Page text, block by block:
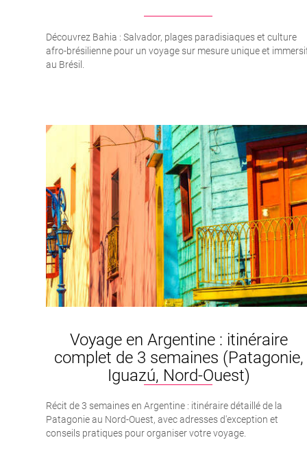
Découvrez Bahia : Salvador, plages paradisiaques et culture
afro-brésilienne pour un voyage sur mesure unique et
au Brésil.
Voyage en Argentine : itinéraire
complet de 3 semaines (Patagonie,
Iguazú, Nord-Ouest)
Récit de 3 semaines en Argentine : itinéraire détaillé de la
Patagonie au Nord-Ouest, avec adresses d'exception et
conseils pratiques pour organiser votre voyage.